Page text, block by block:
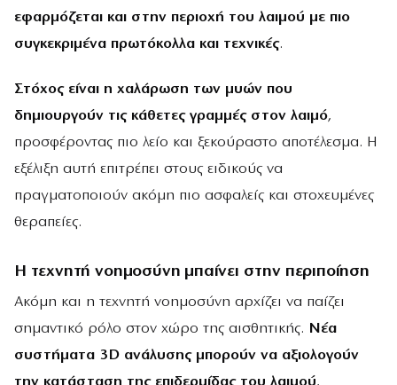
εφαρμόζεται και στην περιοχή του λαιμού με πιο
συγκεκριμένα πρωτόκολλα και τεχνικές.
Στόχος είναι η χαλάρωση των μυών που
δημιουργούν τις κάθετες γραμμές στον λαιμό,
προσφέροντας πιο λείο και ξεκούραστο αποτέλεσμα. Η
εξέλιξη αυτή επιτρέπει στους ειδικούς να
πραγματοποιούν ακόμη πιο ασφαλείς και στοχευμένες
θεραπείες.
Η τεχνητή νοημοσύνη μπαίνει στην περιποίηση
Ακόμη και η τεχνητή νοημοσύνη αρχίζει να παίζει
σημαντικό ρόλο στον χώρο της αισθητικής. Νέα
συστήματα 3D ανάλυσης μπορούν να αξιολογούν